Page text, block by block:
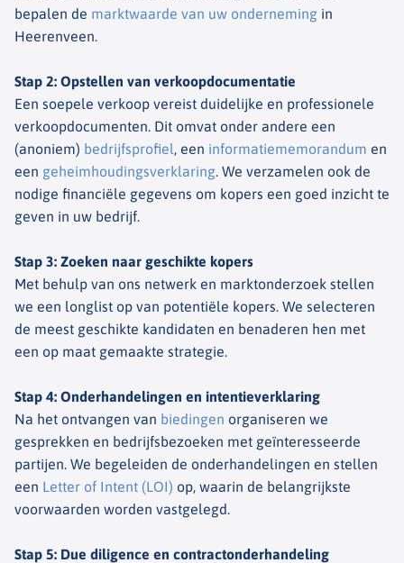
bepalen de marktwaarde van uw onderneming in
Heerenveen.
Stap 2: Opstellen van verkoopdocumentatie
Een soepele verkoop vereist duidelijke en professionele
verkoopdocumenten. Dit omvat onder andere een
(anoniem) bedrijfsprofiel, een informatiememorandum en
een geheimhoudingsverklaring. We verzamelen ook de
nodige financiële gegevens om kopers een goed inzicht te
geven in uw bedrijf.
Stap 3: Zoeken naar geschikte kopers
Met behulp van ons netwerk en marktonderzoek stellen
we een longlist op van potentiële kopers. We selecteren
de meest geschikte kandidaten en benaderen hen met
een op maat gemaakte strategie.
Stap 4: Onderhandelingen en intentieverklaring
Na het ontvangen van biedingen organiseren we
gesprekken en bedrijfsbezoeken met geïnteresseerde
partijen. We begeleiden de onderhandelingen en stellen
een Letter of Intent (LOI) op, waarin de belangrijkste
voorwaarden worden vastgelegd.
Stap 5: Due diligence en contractonderhandeling